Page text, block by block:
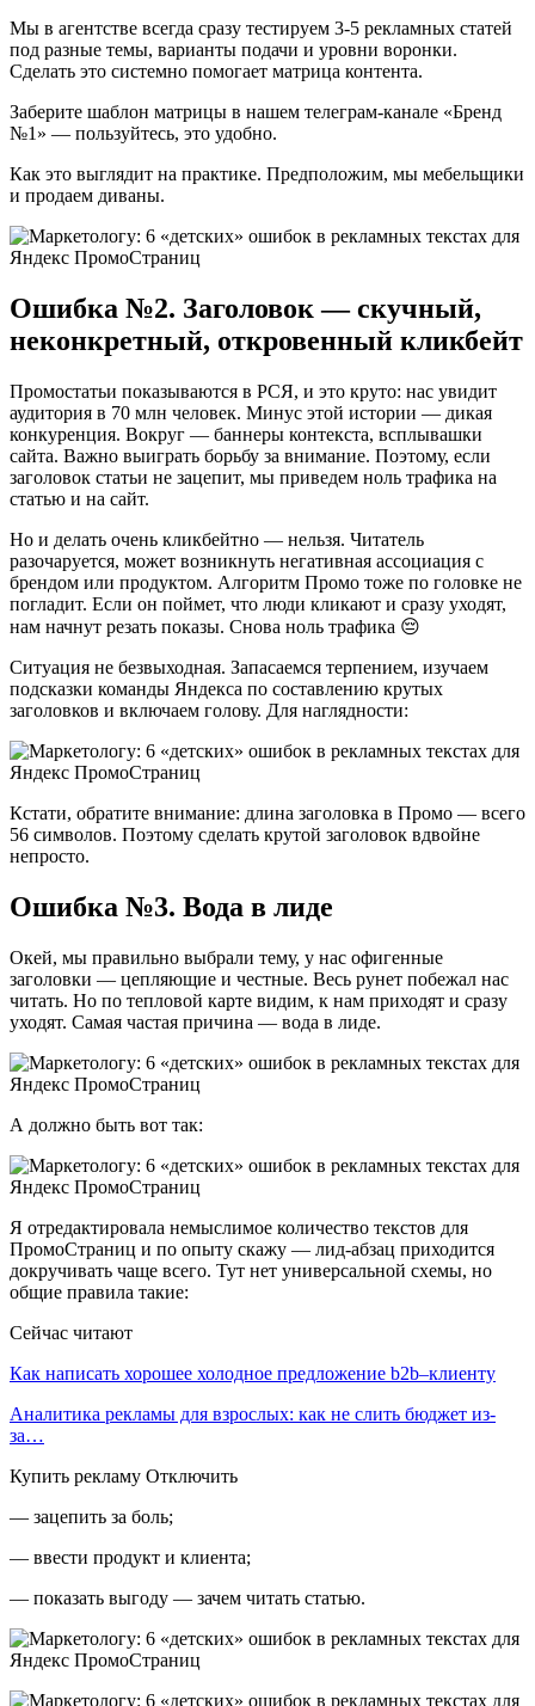
Мы в агентстве всегда сразу тестируем 3-5 рекламных статей
под разные темы, варианты подачи и уровни воронки.
Сделать это системно помогает матрица контента.
Заберите шаблон матрицы в нашем телеграм-канале «Бренд
№1» — пользуйтесь, это удобно.
Как это выглядит на практике. Предположим, мы мебельщики
и продаем диваны.
Ошибка №2. Заголовок — скучный,
неконкретный, откровенный кликбейт
Промостатьи показываются в РСЯ, и это круто: нас увидит
аудитория в 70 млн человек. Минус этой истории — дикая
конкуренция. Вокруг — баннеры контекста, всплывашки
сайта. Важно выиграть борьбу за внимание. Поэтому, если
заголовок статьи не зацепит, мы приведем ноль трафика на
статью и на сайт.
Но и делать очень кликбейтно — нельзя. Читатель
разочаруется, может возникнуть негативная ассоциация с
брендом или продуктом. Алгоритм Промо тоже по головке не
погладит. Если он поймет, что люди кликают и сразу уходят,
нам начнут резать показы. Снова ноль трафика 😔
Ситуация не безвыходная. Запасаемся терпением, изучаем
подсказки команды Яндекса по составлению крутых
заголовков и включаем голову. Для наглядности:
Кстати, обратите внимание: длина заголовка в Промо — всего
56 символов. Поэтому сделать крутой заголовок вдвойне
непросто.
Ошибка №3. Вода в лиде
Окей, мы правильно выбрали тему, у нас офигенные
заголовки — цепляющие и честные. Весь рунет побежал нас
читать. Но по тепловой карте видим, к нам приходят и сразу
уходят. Самая частая причина — вода в лиде.
А должно быть вот так:
Я отредактировала немыслимое количество текстов для
ПромоСтраниц и по опыту скажу — лид-абзац приходится
докручивать чаще всего. Тут нет универсальной схемы, но
общие правила такие:
Сейчас читают
Как написать хорошее холодное предложение b2b–клиенту
Аналитика рекламы для взрослых: как не слить бюджет из-
за…
Купить рекламу Отключить
— зацепить за боль;
— ввести продукт и клиента;
— показать выгоду — зачем читать статью.